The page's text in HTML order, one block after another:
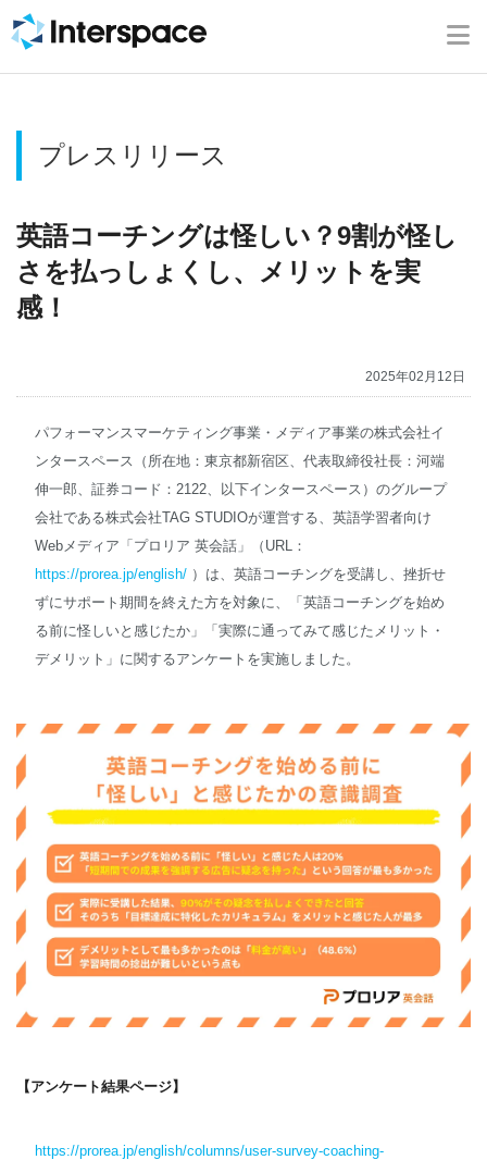
ホーム
事業内容
ニュース
IR情報
お問い合わせ
English
プレスリリース
英語コーチングは怪しい？9割が怪し
さを払っしょくし、メリットを実
感！
2025年02月12日
パフォーマンスマーケティング事業・メディア事業の株式会社イ
ンタースペース（所在地：東京都新宿区、代表取締役社長：河端
伸一郎、証券コード：2122、以下インタースペース）のグループ
会社である株式会社TAG STUDIOが運営する、英語学習者向け
Webメディア「プロリア 英会話」（URL：
https://prorea.jp/english/）は、英語コーチングを受講し、挫折せ
ずにサポート期間を終えた方を対象に、「英語コーチングを始め
る前に怪しいと感じたか」「実際に通ってみて感じたメリット・
デメリット」に関するアンケートを実施しました。
【アンケート結果ページ】
https://prorea.jp/english/columns/user-survey-coaching-